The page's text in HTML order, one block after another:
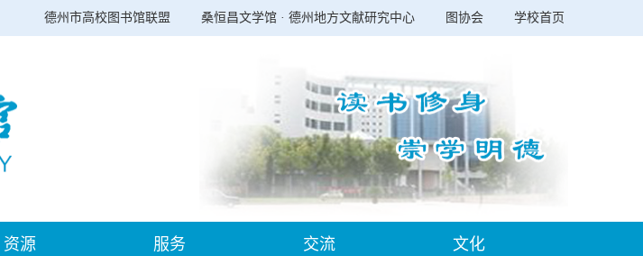
德州市高校图书馆联盟 桑恒昌文学馆 · 德州地方文献研究中心 图协会 学校首页
资源 服务 交流 文化